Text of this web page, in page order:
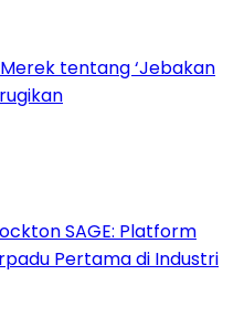
tentang ‘Jebakan
SAGE: Platform
Pertama di Industri